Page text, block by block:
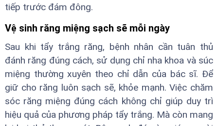
tiếp trước đám đông.
Vệ sinh răng miệng sạch sẽ mỗi ngày
Sau khi tẩy trắng răng, bệnh nhân cần tuân thủ
đánh răng đúng cách, sử dụng chỉ nha khoa và súc
miệng thường xuyên theo chỉ dẫn của bác sĩ. Để
giữ cho răng luôn sạch sẽ, khỏe mạnh. Việc chăm
sóc răng miệng đúng cách không chỉ giúp duy trì
hiệu quả của phương pháp tẩy trắng. Mà còn mang